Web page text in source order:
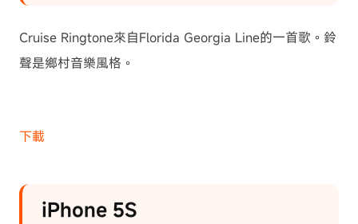
Cruise Ringtone來自Florida Georgia Line的一首歌。鈴
聲是鄉村音樂風格。
下載
iPhone 5S